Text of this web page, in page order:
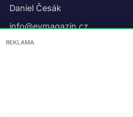
Daniel Česák
info@evmagazin.cz
O nás
REKLAMA